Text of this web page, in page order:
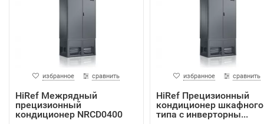
избранное сравнить
HiRef Межрядный
прецизионный
кондиционер NRCD0400
избранное сравнить
HiRef Прецизионный
кондиционер шкафного
типа с инверторны...